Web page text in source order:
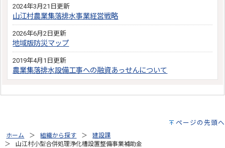
2024年3月21日更新
山江村農業集落排水事業経営戦略
2026年6月2日更新
地域版防災マップ
2019年4月1日更新
農業集落排水設備工事への融資あっせんについて
ページの先頭へ
ホーム 組織から探す
建設課
山江村小型合併処理浄化槽設置整備事業補助金